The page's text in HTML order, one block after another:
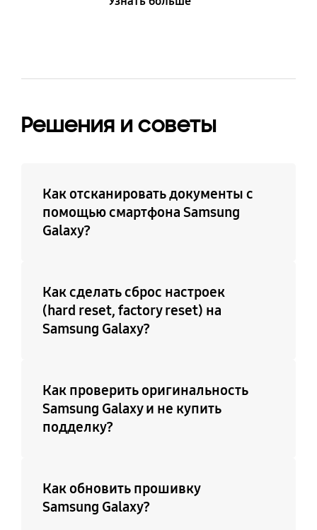
Решения и советы
Как отсканировать документы с
помощью смартфона Samsung
Galaxy?
Как сделать сброс настроек
(hard reset, factory reset) на
Samsung Galaxy?
Как проверить оригинальность
Samsung Galaxy и не купить
подделку?
Как обновить прошивку
Samsung Galaxy?